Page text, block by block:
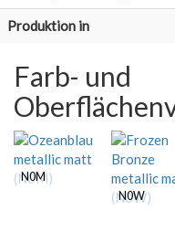
Produktion in
Farb- und
N0M
N0W